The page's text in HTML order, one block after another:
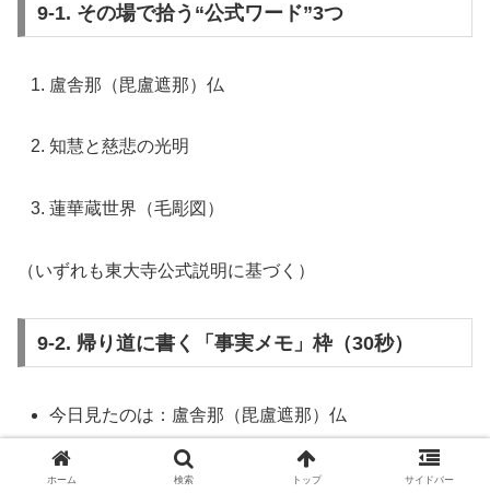
9-1. その場で拾う“公式ワード”3つ
盧舎那（毘盧遮那）仏
知慧と慈悲の光明
蓮華蔵世界（毛彫図）
（いずれも東大寺公式説明に基づく）
9-2. 帰り道に書く「事実メモ」枠（30秒）
今日見たのは：盧舎那（毘盧遮那）仏
公式説明の中心語：知慧／慈悲／光明
ホーム 検索 トップ サイドバー